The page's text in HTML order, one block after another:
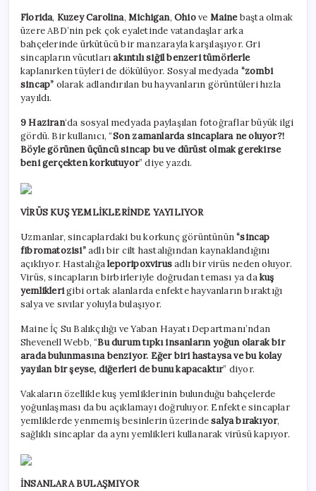
Florida, Kuzey Carolina,Michigan,Ohiove Mainebaşta olmak
üzere ABD’nin pek çok eyaletinde vatandaşlar arka
bahçelerinde ürkütücü bir manzarayla karşılaşıyor. Gri
sincapların vücutlarıakıntılı siğil benzeri tümörlerle
kaplanırken tüyleri de dökülüyor. Sosyal medyada “zombi
sincap” olarak adlandırılan bu hayvanların görüntüleri hızla
yayıldı.
9 Haziran‘da sosyal medyada paylaşılan fotoğraflar büyük ilgi
gördü. Bir kullanıcı, “Son zamanlarda sincaplara ne oluyor?!
Böyle görünen üçüncü sincap bu ve dürüst olmak gerekirse
beni gerçekten korkutuyor” diye yazdı.
VİRÜS KUŞ YEMLİKLERİNDE YAYILIYOR
Uzmanlar, sincaplardaki bu korkunç görüntünün“sincap
fibromatozisi”adlı bir cilt hastalığından kaynaklandığını
açıklıyor. Hastalığaleporipoxvirusadlı bir virüs neden oluyor.
Virüs, sincapların birbirleriyle doğrudan teması ya dakuş
yemliklerigibi ortak alanlarda enfekte hayvanların bıraktığı
salya ve sıvılar yoluyla bulaşıyor.
Maine İç Su Balıkçılığı ve Yaban Hayatı Departmanı’ndan
Shevenell Webb, “Bu durum tıpkı insanların yoğun olarak bir
arada bulunmasına benziyor. Eğer biri hastaysa ve bu kolay
yayılan bir şeyse, diğerleri de bunu kapacaktır” diyor.
Vakaların özellikle kuş yemliklerinin bulunduğu bahçelerde
yoğunlaşması da bu açıklamayı doğruluyor. Enfekte sincaplar
yemliklerde yenmemiş besinlerin üzerindesalya bırakıyor,
sağlıklı sincaplar da aynı yemlikleri kullanarak virüsü kapıyor.
İNSANLARA BULAŞMIYOR